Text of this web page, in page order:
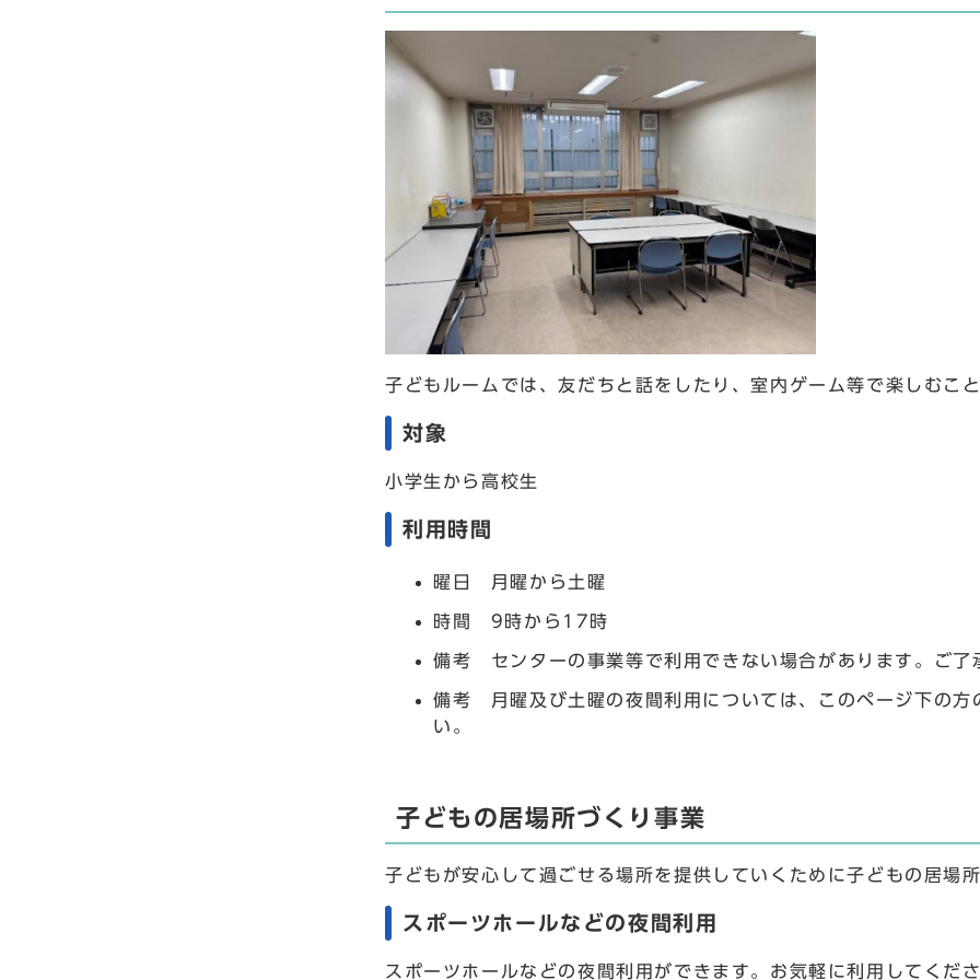
子どもルームでは、友だちと話をしたり、室内ゲーム等で楽しむこと
対象
小学生から高校生
利用時間
曜日 月曜から土曜
時間 9時から17時
備考 センターの事業等で利用できない場合があります。ご了
備考 月曜及び土曜の夜間利用については、このページ下の方
い。
子どもの居場所づくり事業
子どもが安心して過ごせる場所を提供していくために子どもの居場
スポーツホールなどの夜間利用
スポーツホールなどの夜間利用ができます。お気軽に利用してくださ